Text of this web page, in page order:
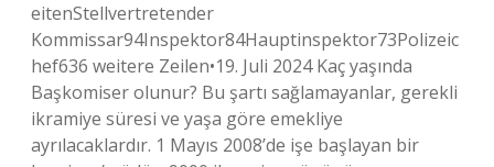
eitenStellvertretender
Kommissar94Inspektor84Hauptinspektor73Polizeic
hef636 weitere Zeilen•19. Juli 2024 Kaç yaşında
Başkomiser olunur? Bu şartı sağlamayanlar, gerekli
ikramiye süresi ve yaşa göre emekliye
ayrılacaklardır. 1 Mayıs 2008’de işe başlayan bir